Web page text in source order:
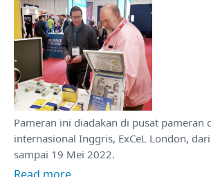
Pameran ini diadakan di pusat pameran
internasional Inggris, ExCeL London,
sampai 19 Mei 2022.
Read more